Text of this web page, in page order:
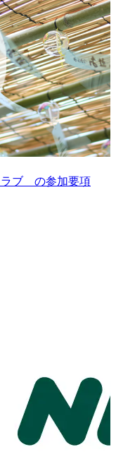
ラブ の参加要項